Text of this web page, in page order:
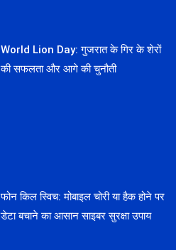
World Lion Day: गुजरात के गिर के शेरों
की सफलता और आगे की चुनौती
फोन किल स्विच: मोबाइल चोरी या हैक होने पर
डेटा बचाने का आसान साइबर सुरक्षा उपाय